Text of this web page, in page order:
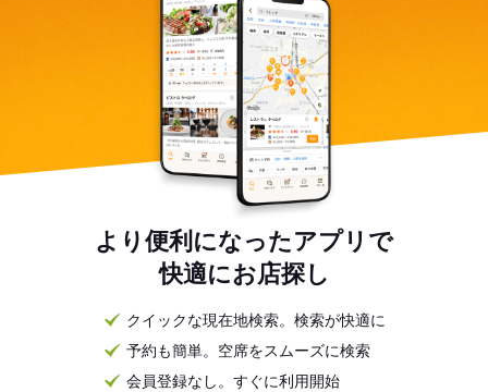
より便利になったアプリで
快適にお店探し
クイックな現在地検索。検索が快適に
予約も簡単。空席をスムーズに検索
会員登録なし。すぐに利用開始